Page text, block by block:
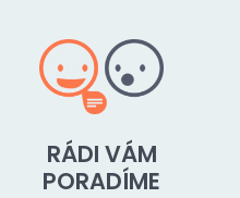
RÁDI VÁM
PORADÍME